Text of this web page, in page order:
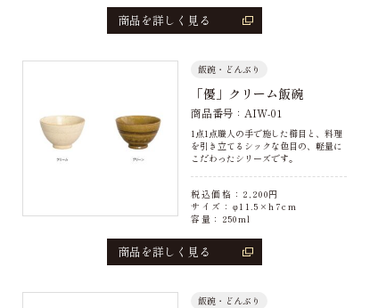
商品を詳しく見る
飯碗・どんぶり
「優」クリーム飯碗
商品番号：AIW-01
1点1点職人の手で施した櫛目と、料理
を引き立てるシックな色目の、軽量に
こだわったシリーズです。
税込価格： 2,200円
サイズ：φ11.5×h7cm
容量：250ml
商品を詳しく見る
飯碗・どんぶり